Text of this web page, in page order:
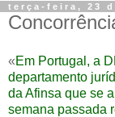
terça-feira, 23
«Em Portugal, a
departamento
da Afinsa que se
semana passada